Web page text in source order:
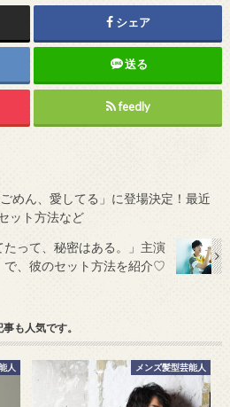
シェア
送る
feedly
めん、愛してる」に登場決定！最近
ット方法など
って、秘密はある。」主演
で、彼のセット方法を紹介♡
も人気です。
人 メンズ髪型芸能人